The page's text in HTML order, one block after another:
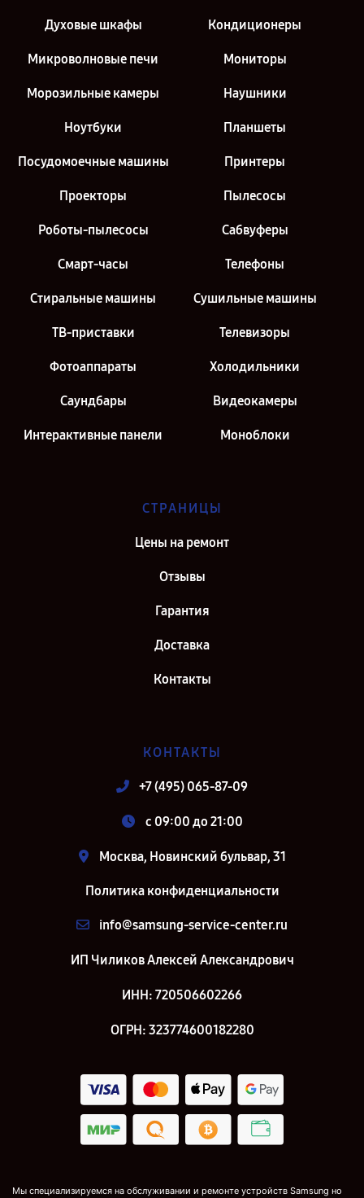
Духовые шкафы Кондиционеры
Микроволновые печи Мониторы
Морозильные камеры Наушники
Ноутбуки Планшеты
Посудомоечные машины Принтеры
Проекторы Пылесосы
Роботы-пылесосы Сабвуферы
Смарт-часы Телефоны
Стиральные машины Сушильные машины
ТВ-приставки Телевизоры
Фотоаппараты Холодильники
Саундбары Видеокамеры
Интерактивные панели Моноблоки
СТРАНИЦЫ
Цены на ремонт
Отзывы
Гарантия
Доставка
Контакты
КОНТАКТЫ
+7 (495) 065-87-09
c 09:00 до 21:00
Москва, Новинский бульвар, 31
Политика конфиденциальности
info@samsung-service-center.ru
ИП Чиликов Алексей Александрович
ИНН: 720506602266
ОГРН: 323774600182280
Мы специализируемся на обслуживании и ремонте устройств Samsung но